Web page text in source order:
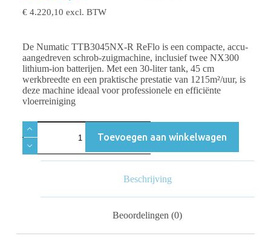
€4.220,10 excl. BTW
De Numatic TTB3045NX-R ReFlo is een compacte, accu-
aangedreven schrob-zuigmachine, inclusief twee NX300
lithium-ion batterijen. Met een 30-liter tank, 45 cm
werkbreedte en een praktische prestatie van 1215m²/uur, is
deze machine ideaal voor professionele en efficiënte
vloerreiniging
Toevoegen aan winkelwagen
Beschrijving
Beoordelingen (0)